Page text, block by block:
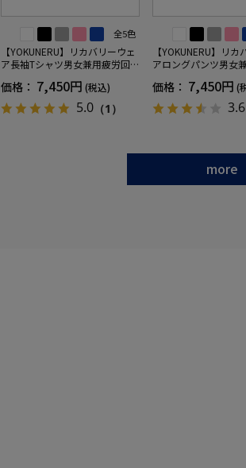
全5色
【YOKUNERU】リカバリーウェ
ア長袖Tシャツ男女兼用疲労回復
(R)【一般医療機器】SS～LLサイ
ズ
価格： 7,450円 (税込)
5.0（1）
【YOKUNERU】リカ
アロングパンツ男女
IX(R)【一般医療機器
イズ
価格： 7,450円 (
3.6
more